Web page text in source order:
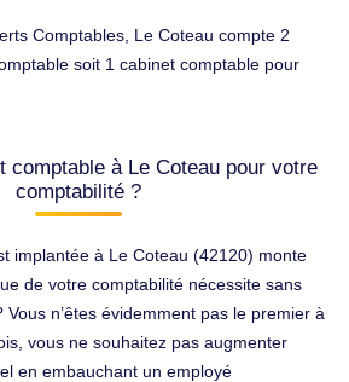
Comptables, Le Coteau compte 2
soit 1 cabinet comptable pour
comptable à Le Coteau pour votre
comptabilité ?
implantée à Le Coteau (42120) monte
de votre comptabilité nécessite sans
n’êtes évidemment pas le premier à
vous ne souhaitez pas augmenter
en embauchant un employé